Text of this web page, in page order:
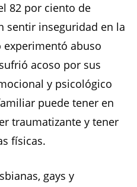
82 por ciento de
sentir inseguridad en la
experimentó abuso
acoso por sus
y psicológico
puede tener en
traumatizante y tener
físicas.
gays y